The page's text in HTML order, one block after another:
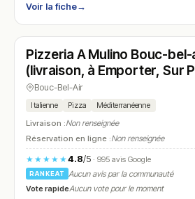
Voir la fiche→
N° 11
Pizzeria A Mulino Bouc-bel-
(livraison, à Emporter, Sur
Bouc-Bel-Air
Italienne Pizza Méditerranéenne
Livraison :Non renseignée
Réservation en ligne :Non renseignée
★★★★★4.8/5· 995 avis Google
RANKEAT
Aucun avis par la communauté
Vote rapideAucun vote pour le moment